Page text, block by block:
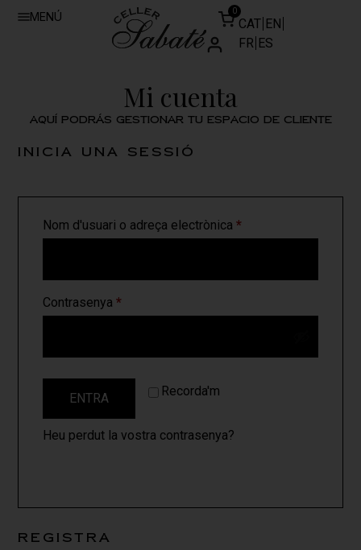
MENÚ 0
CAT EN
FR ES
Mi cuenta
Aquí podrás gestionar tu espacio de cliente
Inicia una sessió
Nom d'usuari o adreça electrònica*
Contrasenya*
Recorda'm
ENTRA
Heu perdut la vostra contrasenya?
Registra